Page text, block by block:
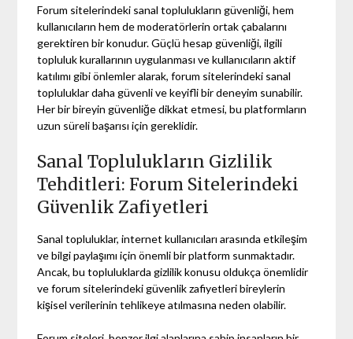
Forum sitelerindeki sanal toplulukların güvenliği, hem
kullanıcıların hem de moderatörlerin ortak çabalarını
gerektiren bir konudur. Güçlü hesap güvenliği, ilgili
topluluk kurallarının uygulanması ve kullanıcıların aktif
katılımı gibi önlemler alarak, forum sitelerindeki sanal
topluluklar daha güvenli ve keyifli bir deneyim sunabilir.
Her bir bireyin güvenliğe dikkat etmesi, bu platformların
uzun süreli başarısı için gereklidir.
Sanal Toplulukların Gizlilik
Tehditleri: Forum Sitelerindeki
Güvenlik Zafiyetleri
Sanal topluluklar, internet kullanıcıları arasında etkileşim
ve bilgi paylaşımı için önemli bir platform sunmaktadır.
Ancak, bu topluluklarda gizlilik konusu oldukça önemlidir
ve forum sitelerindeki güvenlik zafiyetleri bireylerin
kişisel verilerinin tehlikeye atılmasına neden olabilir.